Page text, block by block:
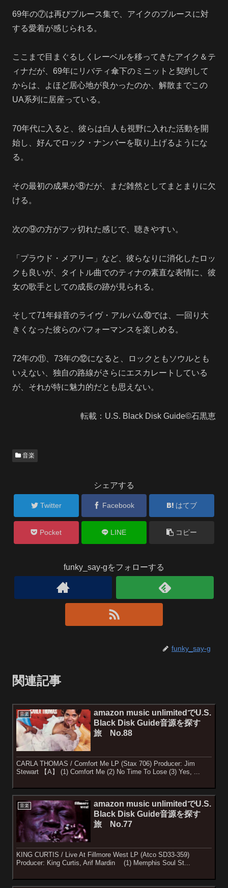
69年の⑦は再びブルース集で、アイクのブルースに対
する愛着が感じられる。
ここまで目まぐるしくレーベルを移ってきたアイク＆テ
ィナだが、69年にリバティ傘下のミニットと契約して
からは、よほど居心地が良かったのか、解散までこの
UA系列に居座っている。
70年代に入ると、彼らは白人も視野に入れた活動を開
始し、好んでロック・ナンバーを取り上げるようにな
る。
その最初の成果が⑧だが、まだ雑然としてまとまりに欠
ける。
次の⑨の方がフッ切れた感じで、聴きやすい。
「プラウド・メアリー」など、彼らなりに消化したロッ
クも良いが、タイトル曲でのティナの素直な表情に、彼
女の歌手としての成長の跡が見られる。
そして71年録音のライヴ・アルバム⑩では、一回り大
きくなった彼らのパフォーマンスを楽しめる。
72年の⑪、73年の⑫になると、ロックともソウルとも
いえない、独自の路線がさらにエスカレートしている
が、それが特に魅力的だとも思えない。
転載：U.S. Black Disk Guide©石黒恵
音楽
シェアする
Twitter Facebook はてブ
Pocket LINE コピー
funky_say-gをフォローする
funky_say-g
関連記事
音楽
amazon music unlimitedでU.S.
Black Disk Guide音源を探す
旅 No.88
CARLA THOMAS / Comfort Me LP (Stax 706) Producer: Jim
Stewart 【A】 (1) Comfort Me (2) No Time To Lose (3) Yes, ...
音楽
amazon music unlimitedでU.S.
Black Disk Guide音源を探す
旅 No.77
KING CURTIS / Live At Fillmore West LP (Atco SD33-359)
Producer: King Curtis, Arif Mardin (1) Memphis Soul St...